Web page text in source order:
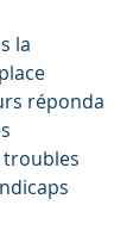
la
réponda
troubles